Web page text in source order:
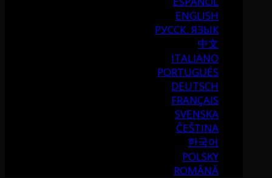
ENGLISH
РУССК. ЯЗЫК
中文
ITALIANO
PORTUGUÉS
DEUTSCH
FRANÇAIS
SVENSKA
ČEŠTINA
한국어
POLSKY
ROMÂNĂ